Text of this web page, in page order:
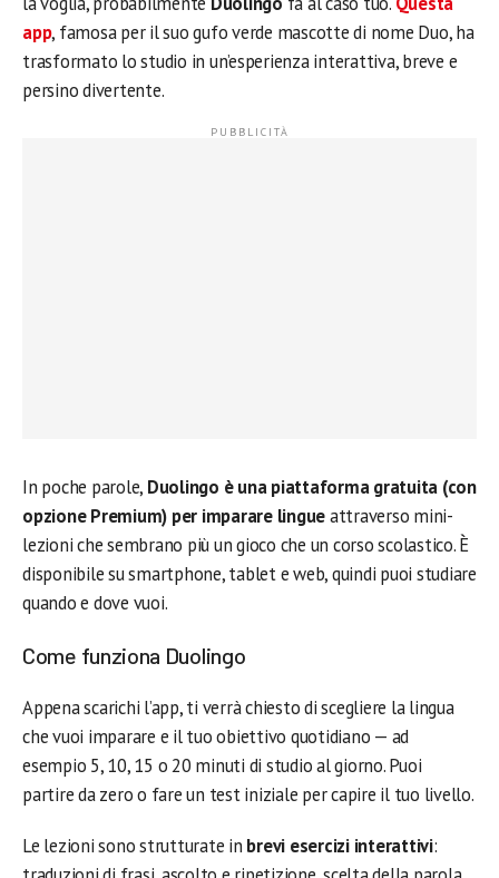
app, famosa per il suo gufo verde mascotte di nome Duo, ha
trasformato lo studio in un’esperienza interattiva, breve e
persino divertente.
In poche parole, Duolingo è una piattaforma gratuita (con
opzione Premium) per imparare lingueattraverso mini-
lezioni che sembrano più un gioco che un corso scolastico. È
disponibile su smartphone, tablet e web, quindi puoi studiare
quando e dove vuoi.
Come funziona Duolingo
Appena scarichi l’app, ti verrà chiesto di scegliere la lingua
che vuoi imparare e il tuo obiettivo quotidiano — ad
esempio 5, 10, 15 o 20 minuti di studio al giorno. Puoi
partire da zero o fare un test iniziale per capire il tuo livello.
Le lezioni sono strutturate in brevi esercizi interattivi: